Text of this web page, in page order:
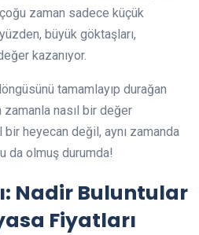
zaman sadece küçük
büyük göktaşları,
kazanıyor.
tamamlayıp durağan
zamanla nasıl bir değer
heyecan değil, aynı zamanda
da olmuş durumda!
Nadir Buluntular
Fiyatları